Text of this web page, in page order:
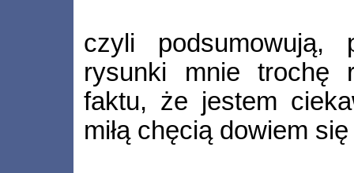
czyli
rysunki mnie trochę
faktu, że jestem
miłą chęcią dowiem